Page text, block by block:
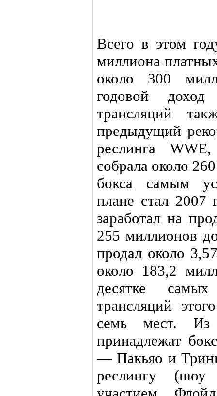
Всего в этом
миллиона
около 300
годовой
трансляций
предыдущий
реслинга
собрала около
бокса самым
плане стал 2007
заработал на
255 миллионов
продал около
около 183,2
десятке
трансляций
семь мест. Из
принадлежат
— Пакьяо и
реслингу